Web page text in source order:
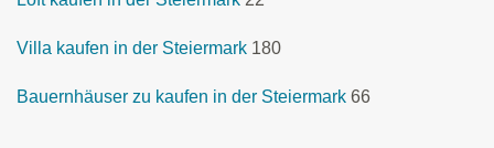
Villa kaufen in der Steiermark 180
Bauernhäuser zu kaufen in der Steiermark 66